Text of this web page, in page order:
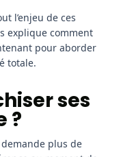
l’enjeu de ces
explique comment
pour aborder
totale.
ses
?
plus de